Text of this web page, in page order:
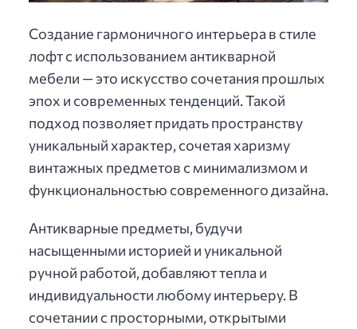
Создание гармоничного интерьера в стиле
лофт с использованием антикварной
мебели — это искусство сочетания прошлых
эпох и современных тенденций. Такой
подход позволяет придать пространству
уникальный характер, сочетая харизму
винтажных предметов с минимализмом и
функциональностью современного дизайна.
Антикварные предметы, будучи
насыщенными историей и уникальной
ручной работой, добавляют тепла и
индивидуальности любому интерьеру. В
сочетании с просторными, открытыми